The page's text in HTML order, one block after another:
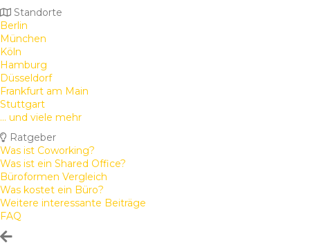
Standorte
Berlin
München
Köln
Hamburg
Düsseldorf
Frankfurt am Main
Stuttgart
... und viele mehr
Ratgeber
Was ist Coworking?
Was ist ein Shared Office?
Büroformen Vergleich
Was kostet ein Büro?
Weitere interessante Beiträge
FAQ